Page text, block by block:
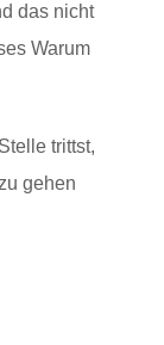
das nicht
Warum
trittst,
gehen